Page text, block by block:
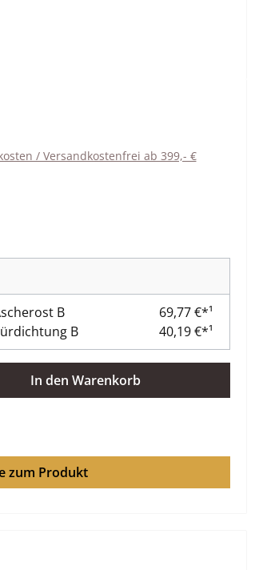
/ Versandkostenfrei ab 399,- €
B
69,77 €*¹
B
40,19 €*¹
Wert ein oder benutze die
In den Warenkorb
zum Produkt